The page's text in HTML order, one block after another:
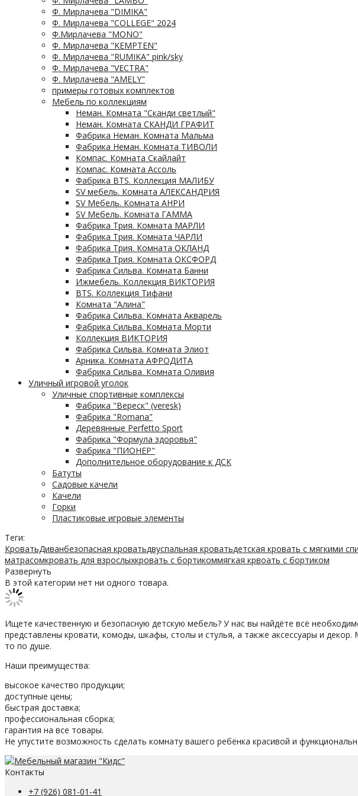
Ф. Мирлачева "DIMIKA"
Ф. Мирлачева "COLLEGE" 2024
Ф.Мирлачева "MONO"
Ф. Мирлачева "KEMPTEN"
Ф. Мирлачева "RUMIKA" pink/sky
Ф. Мирлачева "VECTRA"
Ф. Мирлачева "AMELY"
примеры готовых комплектов
Мебель по коллекциям
Неман. Комната "Сканди светлый"
Неман. Комната СКАНДИ ГРАФИТ
Фабрика Неман. Комната Мальма
Фабрика Неман. Комната ТИВОЛИ
Компас. Комната Скайлайт
Компас. Комната Ассоль
Фабрика BTS. Коллекция МАЛИБУ
SV мебель. Комната АЛЕКСАНДРИЯ
SV Мебель. Комната АНРИ
SV Мебель. Комната ГАММА
Фабрика Трия. Комната МАРЛИ
Фабрика Трия. Комната ЧАРЛИ
Фабрика Трия. Комната ОКЛАНД
Фабрика Трия. Комната ОКСФОРД
Фабрика Сильва. Комната Банни
Ижмебель. Коллекция ВИКТОРИЯ
BTS. Коллекция Тифани
Комната "Алина"
Фабрика Сильва. Комната Акварель
Фабрика Сильва. Комната Морти
Коллекция ВИКТОРИЯ
Фабрика Сильва. Комната Элиот
Арника. Комната АФРОДИТА
Фабрика Сильва. Комната Оливия
Уличный игровой уголок
Уличные спортивные комплексы
Фабрика "Вереск" (veresk)
Фабрика "Romana"
Деревянные Perfetto Sport
Фабрика "Формула здоровья"
Фабрика "ПИОНЕР"
Дополнительное оборудование к ДСК
Батуты
Садовые качели
Качели
Горки
Пластиковые игровые элементы
Теги:
КроватьДиванбезопасная кроватьдвуспальная кроватьдетская кровать с мягкими
матрасомкровать для взрослыхкровать с бортикоммягкая крвоать с бортиком
Развернуть
В этой категории нет ни одного товара.
Ищете качественную и безопасную детскую мебель? У нас вы найдёте всё
представлены кровати, комоды, шкафы, столы и стулья, а также аксессуары и
то по душе.
Наши преимущества:
высокое качество продукции;
доступные цены;
быстрая доставка;
профессиональная сборка;
гарантия на все товары.
Не упустите возможность сделать комнату вашего ребёнка красивой и
Контакты
+7 (926) 081-01-41